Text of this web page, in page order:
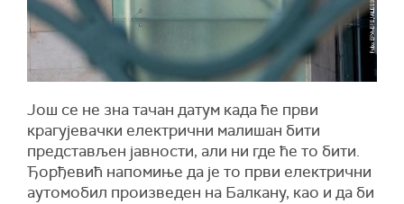
Још се не зна тачан датум када ће први
крагујевачки електрични малишан бити
представљен јавности, али ни где ће то бити.
Ђорђевић напомиње да је то први електрични
аутомобил произведен на Балкану, као и да би